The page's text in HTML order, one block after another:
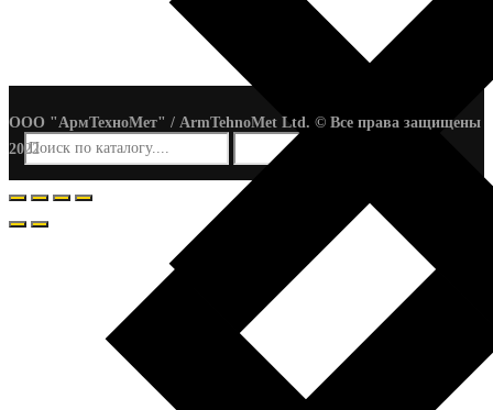
ООО "АрмТехноМет" / ArmTehnoMet Ltd. © Все права защищены
2022